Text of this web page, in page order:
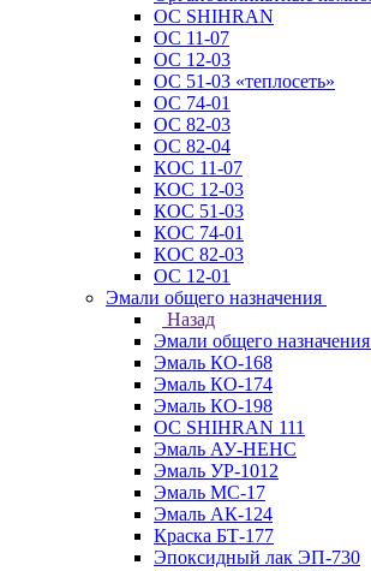
ОС SHIHRAN
ОС 11-07
ОС 12-03
ОС 51-03 «теплосеть»
ОС 74-01
ОС 82-03
ОС 82-04
КОС 11-07
КОС 12-03
КОС 51-03
КОС 74-01
КОС 82-03
ОС 12-01
Эмали общего назначения
Назад
Эмали общего назначения
Эмаль КО-168
Эмаль КО-174
Эмаль КО-198
ОС SHIHRAN 111
Эмаль АУ-НЕНС
Эмаль УР-1012
Эмаль МС-17
Эмаль АК-124
Краска БТ-177
Эпоксидный лак ЭП-730